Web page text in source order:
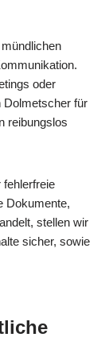
oder
Dolmetscher für
reibungslos
Dokumente,
stellen wir
sicher, sowie